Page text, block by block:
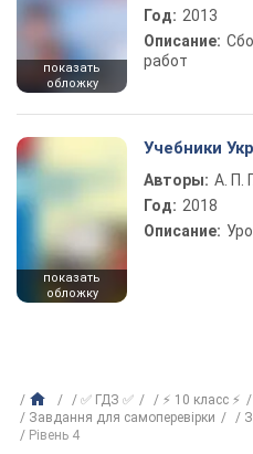
показать
обложку
Год: 2013
Описание:
работ
показать
обложку
Учебники
Авторы: А. П.
Год: 2018
Описание:
✅ ГДЗ ✅ ⚡ 10 класс ⚡
Завдання для самоперевірки
Рівень 4